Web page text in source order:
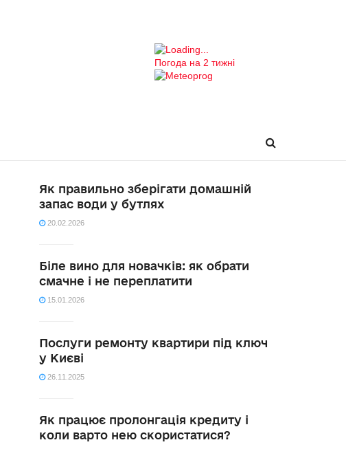
Погода на 2 тижні
Як правильно зберігати домашній
запас води у бутлях
20.02.2026
Біле вино для новачків: як обрати
смачне і не переплатити
15.01.2026
Послуги ремонту квартири під ключ
у Києві
26.11.2025
Як працює пролонгація кредиту і
коли варто нею скористатися?